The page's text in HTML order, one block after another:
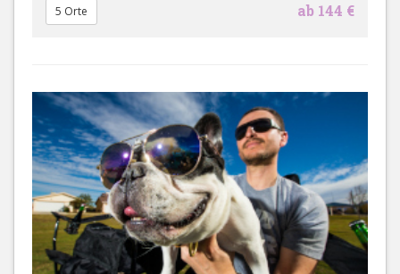
ab 144 €
5 Orte